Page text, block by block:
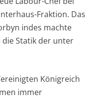
Fraktion. Das
indes machte
Statik der unter
Königreich
immer